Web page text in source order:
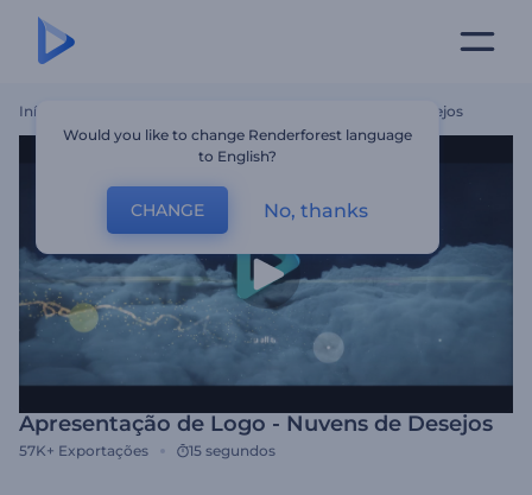
Início Apresentação De Logo - Nuvens De Desejos
Apresentação de Logo - Nuvens de Desejos
57K+ Exportações 15 segundos
Would you like to change Renderforest language
to English?
CHANGE No, thanks